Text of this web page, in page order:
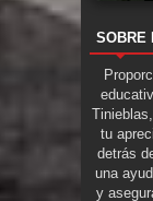
SOBRE
tu
detrás
una
y